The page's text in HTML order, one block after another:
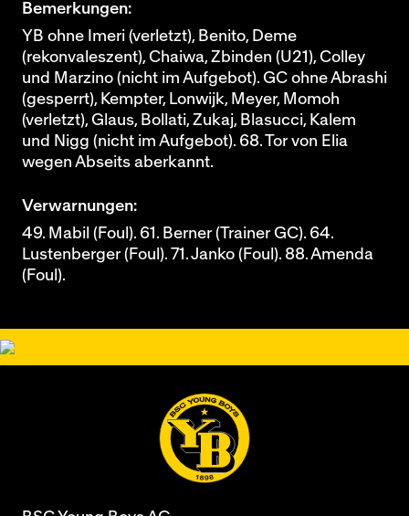
Bemerkungen:
YB ohne Imeri (verletzt), Benito, Deme
(rekonvaleszent), Chaiwa, Zbinden (U21), Colley
und Marzino (nicht im Aufgebot). GC ohne Abrashi
(gesperrt), Kempter, Lonwijk, Meyer, Momoh
(verletzt), Glaus, Bollati, Zukaj, Blasucci, Kalem
und Nigg (nicht im Aufgebot). 68. Tor von Elia
wegen Abseits aberkannt.
Verwarnungen:
49. Mabil (Foul). 61. Berner (Trainer GC). 64.
Lustenberger (Foul). 71. Janko (Foul). 88. Amenda
(Foul).